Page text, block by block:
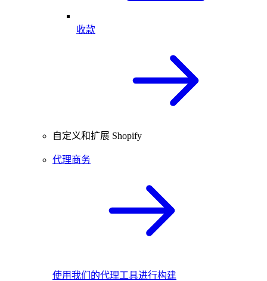
收款
自定义和扩展 Shopify
代理商务
使用我们的代理工具进行构建